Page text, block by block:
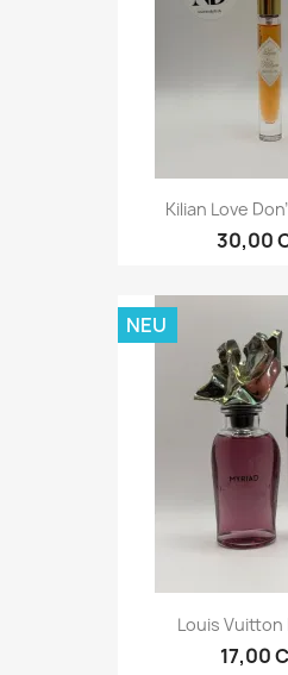
Kilian Love
30,00
Louis Vuitton
17,00
NEU